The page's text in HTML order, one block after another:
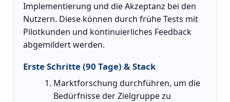
Implementierung und die Akzeptanz bei den
Nutzern. Diese können durch frühe Tests mit
Pilotkunden und kontinuierliches Feedback
abgemildert werden.
Erste Schritte (90 Tage) & Stack
Marktforschung durchführen, um die
Bedürfnisse der Zielgruppe zu